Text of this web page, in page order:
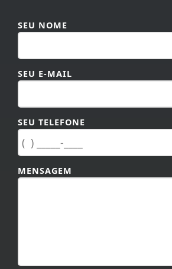
SEU NOME
SEU E-MAIL
SEU TELEFONE
MENSAGEM